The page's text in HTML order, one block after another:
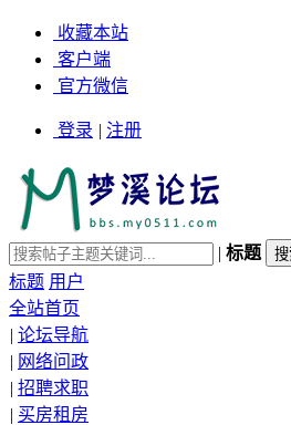
收藏本站
客户端
官方微信
登录 | 注册
| 标题
标题 用户
全站首页
| 论坛导航
| 网络问政
| 招聘求职
| 买房租房